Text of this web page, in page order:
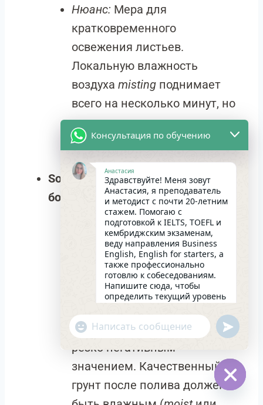
Нюанс: Мера для
кратковременного
освежения листьев.
Локальную влажность
воздуха misting поднимает
всего на несколько минут, но
при застое капель в пазухах
может вызвать грибковые
инфекции.
Soggy (Замокающий /
болотистый)
Пример:Never leave the roots
in soggy soil for a long time –
Никогда не оставляй корни в
замокающей почве на долгое
Нюанс:Прилагательное с
резко негативным
значением. Качественный
грунт после полива должен
Консультация по обучению
Анастасия
Здравствуйте! Меня зовут
Анастасия, я преподаватель
и методист с почти 20-летним
стажем. Помогаю с
подготовкой к IELTS, TOEFL и
кембриджским экзаменам,
веду направления Business
English, English for starters, а
также профессионально
готовлю к собеседованиям.
Напишите сюда, чтобы
определить текущий уровень
английского и составить
индивидуальный план
занятий. Какова главная цель
в изучении языка на
сегодняшний день?
"+chaty_settings.lang.emoji_picker+"
WhatsApp
Message